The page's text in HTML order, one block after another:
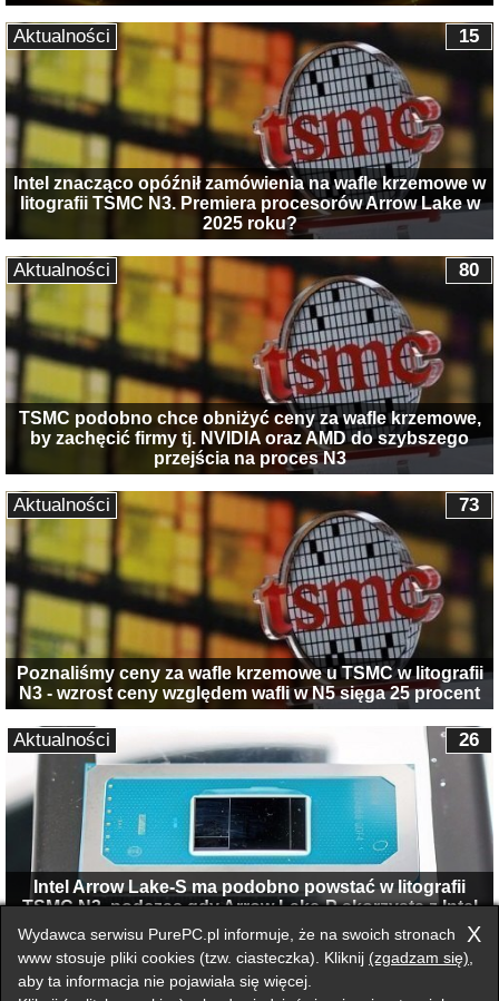
Intel znacząco opóźnił zamówienia na wafle krzemowe w
litografii TSMC N3. Premiera procesorów Arrow Lake w
2025 roku?
15
Aktualności
TSMC podobno chce obniżyć ceny za wafle krzemowe,
by zachęcić firmy tj. NVIDIA oraz AMD do szybszego
przejścia na proces N3
80
Aktualności
Poznaliśmy ceny za wafle krzemowe u TSMC w litografii
N3 - wzrost ceny względem wafli w N5 sięga 25 procent
73
Aktualności
Intel Arrow Lake-S ma podobno powstać w litografii
TSMC N3, podczas gdy Arrow Lake-P skorzysta z Intel
20A
26
Aktualności
Przełącz na wersję klasyczną strony
X
Wydawca serwisu PurePC.pl informuje, że na swoich stronach
www stosuje pliki cookies (tzw. ciasteczka). Kliknij (zgadzam się)
aby ta informacja nie pojawiała się więcej.